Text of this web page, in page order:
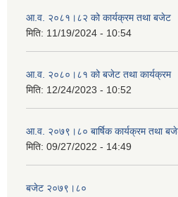
आ.व. २०८१।८२ को कार्यक्रम तथा बजेट
मिति: 11/19/2024 - 10:54
आ.व. २०८०।८१ को बजेट तथा कार्यक्रम
मिति: 12/24/2023 - 10:52
आ.व. २०७९।८० बार्षिक कार्यक्रम तथा
मिति: 09/27/2022 - 14:49
बजेट २०७९।८०